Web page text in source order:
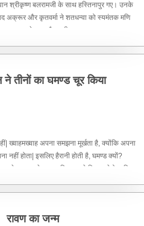
श्रीकृष्ण बलरामजी के साथ हस्तिनापुर गए। उनके
अक्रूर और कृतवर्मा ने शतधन्वा को स्यमंतक मणि
बड़े दुष्ट और पापी स्वभाव का मनुष्य था।
तीनों का घमण्ड चूर किया
ख्वाहमख्वाह अपना समझना मूर्खता है, क्योंकि अपना
नहीं होता| इसलिए हैरानी होती है, घमण्ड क्यों?
दान करने वाला यदि यह कहे कि उसने ऐसा किया
रावण का जन्म